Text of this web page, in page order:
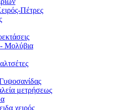
Πέτρες
Μολύβια
μετρήσεως
χειρός